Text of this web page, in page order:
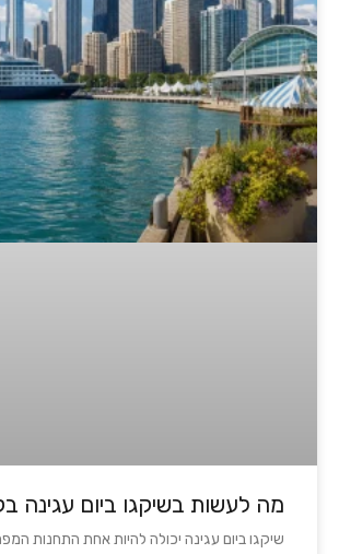
מה לעשות בשיקגו ביום עגינה בקרוז?
שיקגו ביום עגינה יכולה להיות אחת התחנות המפתיעות